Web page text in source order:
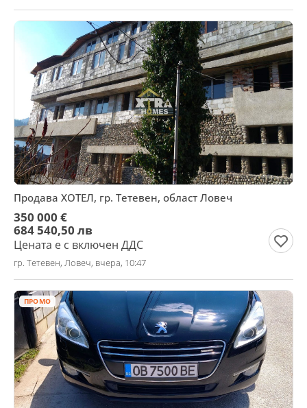
Продава ХОТЕЛ, гр. Тетевен, област Ловеч
350 000 €
684 540,50 лв
Цената е с включен ДДС
гр. Тетевен, Ловеч, вчера, 10:47
ПРОМО